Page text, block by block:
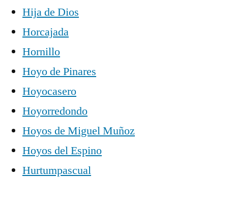
Hija de Dios
Horcajada
Hornillo
Hoyo de Pinares
Hoyocasero
Hoyorredondo
Hoyos de Miguel Muñoz
Hoyos del Espino
Hurtumpascual